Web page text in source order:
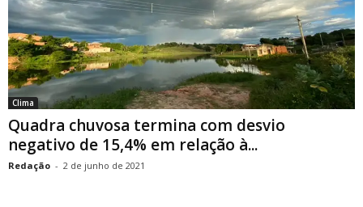
Clima
Quadra chuvosa termina com desvio
negativo de 15,4% em relação à...
Redação - 2 de junho de 2021